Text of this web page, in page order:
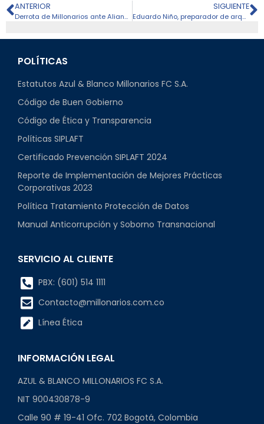
ANTERIOR
Derrota de Millonarios ante Alianza FC en Valledupar
SIGUIENTE
Eduardo Niño, preparador de arqueros, llega a Millonarios FC
POLÍTICAS
Estatutos Azul & Blanco Millonarios FC S.A.
Código de Buen Gobierno
Código de Ética y Transparencia
Políticas SIPLAFT
Certificado Prevención SIPLAFT 2024
Reporte de Implementación de Mejores Prácticas
Corporativas 2023
Política Tratamiento Protección de Datos
Manual Anticorrupción y Soborno Transnacional
SERVICIO AL CLIENTE
PBX: (601) 514 1111
Contacto@millonarios.com.co
Línea Ética
INFORMACIÓN LEGAL
AZUL & BLANCO MILLONARIOS FC S.A.
NIT 900430878-9
Calle 90 # 19-41 Ofc. 702 Bogotá, Colombia